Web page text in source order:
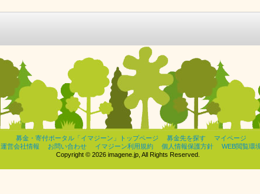
募金・寄付ポータル「イマジーン」トップページ 募金先を探す
マイページ
運営会社情報
お問い合わせ イマジーン利用規約 個人情報保護方針
WEB閲覧環
Copyright © 2026 imagene.jp, All Rights Reserved.